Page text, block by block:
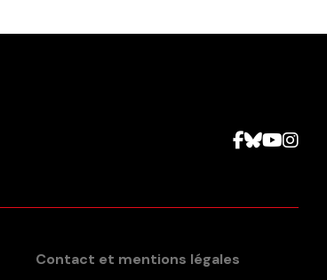
Contact et mentions légales